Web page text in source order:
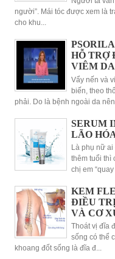
người”. Mái tóc được xem là
cho khu...
HỖ TRỢ
VIÊM
Vẩy nến và
biến, theo
phải. Do là bệnh ngoài da nên
SERUM
LÃO
Là phụ nữ
thêm tuổi thì
chị em “quay
KEM
ĐIỀU
VÀ CƠ
Thoát vị đĩa
sống có thể
khoang đốt sống là đĩa đ...